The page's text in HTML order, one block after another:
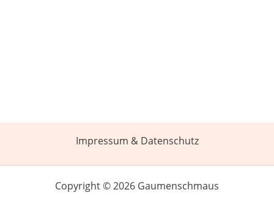
Impressum & Datenschutz
Copyright © 2026 Gaumenschmaus